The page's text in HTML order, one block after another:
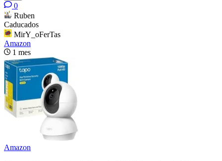
0
Ruben
Caducados
MirY_oFerTas
Amazon
1 mes
Amazon